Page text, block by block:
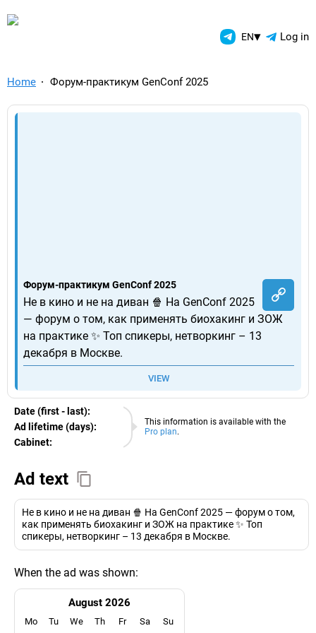
TelegramAds.com — EN▾ Log in
Home Форум-практикум GenConf 2025
Форум-практикум GenConf 2025
Не в кино и не на диван 🍿 На GenConf 2025
— форум о том, как применять биохакинг и ЗОЖ
на практике ✨ Топ спикеры, нетворкинг – 13
декабря в Москве.
VIEW
This information is available with the
Pro plan.
Date (first - last):
08.08.2026
Ad lifetime (days):
Cabinet:
EURO
Ad text
Не в кино и не на диван 🍿 На GenConf 2025 — форум о том,
как применять биохакинг и ЗОЖ на практике ✨ Топ
спикеры, нетворкинг – 13 декабря в Москве.
When the ad was shown:
August 2026
Mo Tu We Th Fr Sa Su